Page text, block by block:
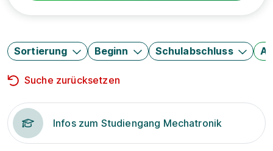
Sortierung Beginn Schulabschluss
Suche zurücksetzen
Infos zum Studiengang Mechatronik